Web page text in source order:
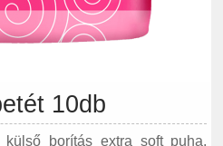
10db
külső borítás extra soft puha,